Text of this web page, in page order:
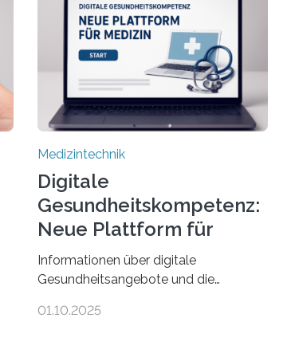
Medizintechnik
Digitale
Gesundheitskompetenz:
Neue Plattform für
Medizin
Informationen über digitale
Gesundheitsangebote und die
viele im Internet – doch wie findet man
01.10.2025